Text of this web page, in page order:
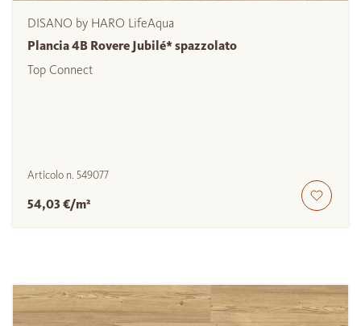
DISANO by HARO LifeAqua
Plancia 4B Rovere Jubilé* spazzolato
Top Connect
Articolo n. 549077
54,03 €/m²